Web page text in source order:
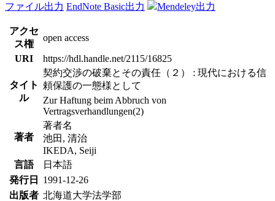
ファイル出力 EndNote Basic出力 Mendeley出力
アクセ
ス権
open access
URI
https://hdl.handle.net/2115/16825
タイト
ル
契約交渉の破棄とその責任（２） : 現代における信
頼保護の一態様として
Zur Haftung beim Abbruch von
Vertragsverhandlungen(2)
著者
著者名
池田, 清治
IKEDA, Seiji
言語
日本語
発行日
1991-12-26
出版者 北海道大学法学部